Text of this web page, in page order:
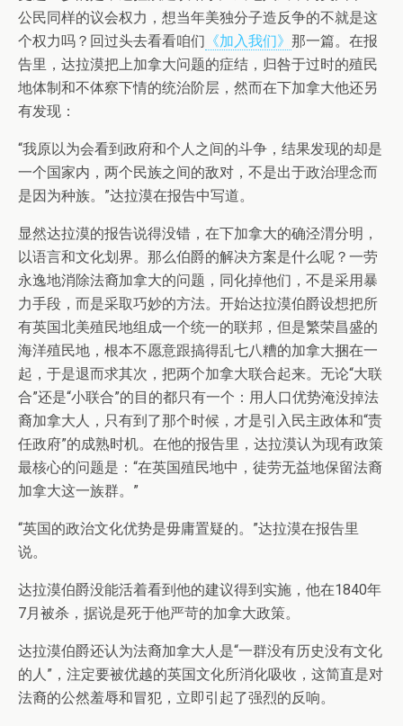
公民同样的议会权力，想当年美独分子造反争的不就是这
个权力吗？回过头去看看咱们 《加入我们》 那一篇。在报
告里，达拉漠把上加拿大问题的症结，归咎于过时的殖民
地体制和不体察下情的统治阶层，然而在下加拿大他还另
有发现：
“我原以为会看到政府和个人之间的斗争，结果发现的却是
一个国家内，两个民族之间的敌对，不是出于政治理念而
是因为种族。”达拉漠在报告中写道。
显然达拉漠的报告说得没错，在下加拿大的确泾渭分明，
以语言和文化划界。那么伯爵的解决方案是什么呢？一劳
永逸地消除法裔加拿大的问题，同化掉他们，不是采用暴
力手段，而是采取巧妙的方法。开始达拉漠伯爵设想把所
有英国北美殖民地组成一个统一的联邦，但是繁荣昌盛的
海洋殖民地，根本不愿意跟搞得乱七八糟的加拿大捆在一
起，于是退而求其次，把两个加拿大联合起来。无论“大联
合”还是“小联合”的目的都只有一个：用人口优势淹没掉法
裔加拿大人，只有到了那个时候，才是引入民主政体和“责
任政府”的成熟时机。在他的报告里，达拉漠认为现有政策
最核心的问题是：“在英国殖民地中，徒劳无益地保留法裔
加拿大这一族群。”
“英国的政治文化优势是毋庸置疑的。”达拉漠在报告里
说。
达拉漠伯爵没能活着看到他的建议得到实施，他在1840年
7月被杀，据说是死于他严苛的加拿大政策。
达拉漠伯爵还认为法裔加拿大人是“一群没有历史没有文化
的人”，注定要被优越的英国文化所消化吸收，这简直是对
法裔的公然羞辱和冒犯，立即引起了强烈的反响。